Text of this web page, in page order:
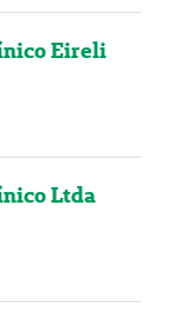
Eireli
Ltda